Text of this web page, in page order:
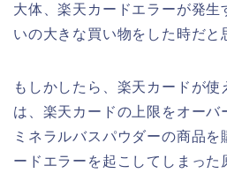
大体、楽天カードエラーが発生
いの大きな買い物をした時だと
もしかしたら、楽天カードが
は、楽天カードの上限をオーバ
ミネラルバスパウダーの商品を
ードエラーを起こしてしまった